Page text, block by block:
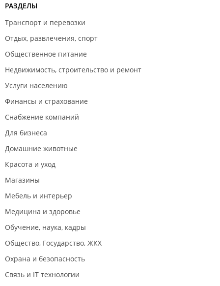
РАЗДЕЛЫ
Транспорт и перевозки
Отдых, развлечения, спорт
Общественное питание
Недвижимость, строительство и ремонт
Услуги населению
Финансы и страхование
Снабжение компаний
Для бизнеса
Домашние животные
Красота и уход
Магазины
Мебель и интерьер
Медицина и здоровье
Обучение, наука, кадры
Общество, Государство, ЖКХ
Охрана и безопасность
Связь и IT технологии